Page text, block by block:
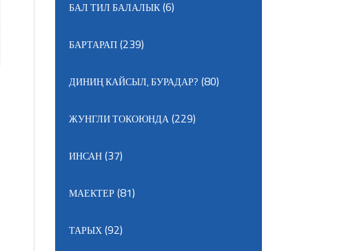
БАЛ ТИЛ БАЛАЛЫК(6)
БАРТАРАП(239)
ДИНИҢ КАЙСЫЛ, БУРАДАР? (80)
ЖУНГЛИ ТОКОЮНДА(229)
ИНСАН(37)
МАЕКТЕР(81)
ТАРЫХ(92)